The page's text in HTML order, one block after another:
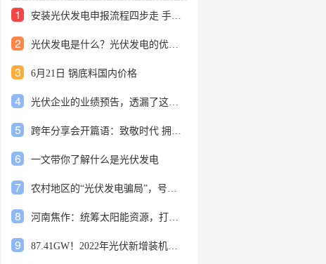
1 安装光伏发电申报流程四步走 手把手教你装起光伏电站
2 光伏发电是什么？光伏发电的优缺点有哪些？
3 6月21日 锅底料国内价格
4 光伏企业的业绩预告，透漏了这些信号
5 跨年分享会开篇语：致敬时代 拥抱变革
6 一文带你了解什么是光伏发电
7 农村地区的“光伏发电骗局”，号称能用屋顶赚钱，不少人已经上当
8 河南焦作：统筹太阳能资源，打造百万千瓦级光伏基地
9 87.41GW！2022年光伏新增装机规模发布